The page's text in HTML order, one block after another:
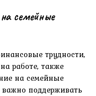
семейные
трудности,
работе, также
на семейные
поддерживать